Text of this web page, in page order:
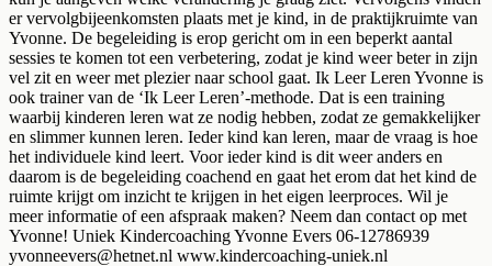
er vervolgbijeenkomsten plaats met je kind, in de praktijkruimte van
Yvonne. De begeleiding is erop gericht om in een beperkt aantal
sessies te komen tot een verbetering, zodat je kind weer beter in zijn
vel zit en weer met plezier naar school gaat. Ik Leer Leren Yvonne is
ook trainer van de ‘Ik Leer Leren’-methode. Dat is een training
waarbij kinderen leren wat ze nodig hebben, zodat ze gemakkelijker
en slimmer kunnen leren. Ieder kind kan leren, maar de vraag is hoe
het individuele kind leert. Voor ieder kind is dit weer anders en
daarom is de begeleiding coachend en gaat het erom dat het kind de
ruimte krijgt om inzicht te krijgen in het eigen leerproces. Wil je
meer informatie of een afspraak maken? Neem dan contact op met
Yvonne! Uniek Kindercoaching Yvonne Evers 06-12786939
yvonneevers@hetnet.nl www.kindercoaching-uniek.nl